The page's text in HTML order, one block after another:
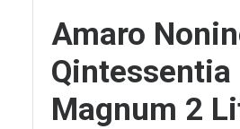
Amaro
Qintessentia
Magnum 2